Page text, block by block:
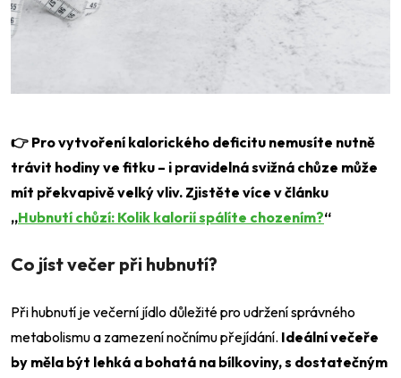
👉 Pro vytvoření kalorického deficitu nemusíte nutně
trávit hodiny ve fitku – i pravidelná svižná chůze může
mít překvapivě velký vliv. Zjistěte více v článku
„Hubnutí chůzí: Kolik kalorií spálíte chozením?“
Co jíst večer při hubnutí?
Při hubnutí je večerní jídlo důležité pro udržení správného
metabolismu a zamezení nočnímu přejídání. Ideální večeře
by měla být lehká a bohatá na bílkoviny, s dostatečným